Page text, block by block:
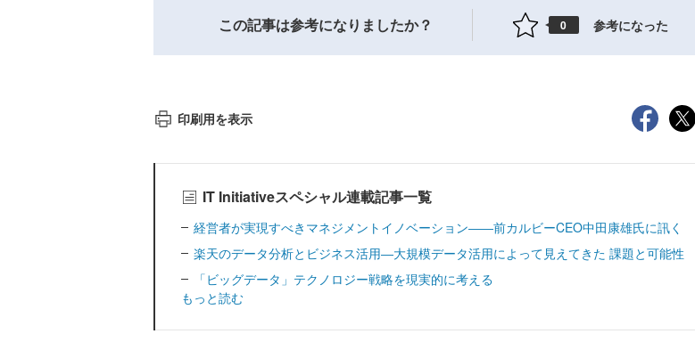
この記事は参考になりましたか？ 0 参考になった
印刷用を表示
IT Initiativeスペシャル連載記事一覧
経営者が実現すべきマネジメントイノベーション――前カルビーCEO中田康雄氏に訊く
楽天のデータ分析とビジネス活用―大規模データ活用によって見えてきた 課題と可能性
「ビッグデータ」テクノロジー戦略を現実的に考える
もっと読む